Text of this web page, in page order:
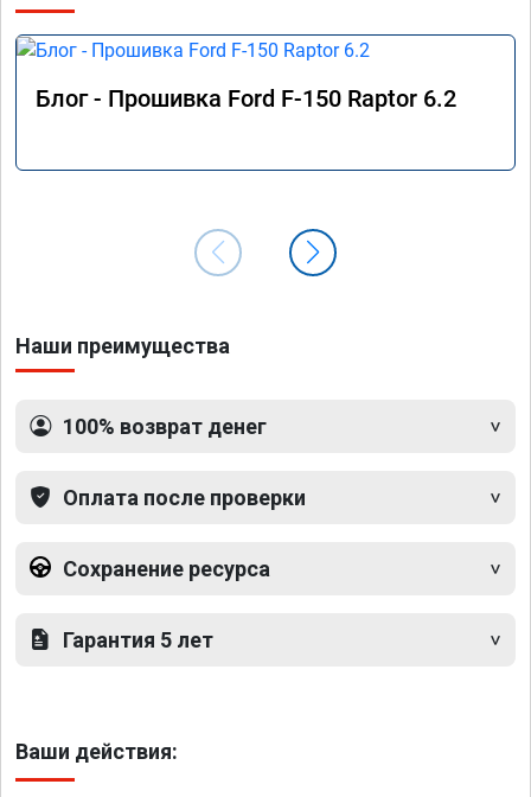
Блог - Прошивка Ford F-150 Raptor 6.2
Наши преимущества
100% возврат денег
Оплата после проверки
Сохранение ресурса
Гарантия 5 лет
Ваши действия: